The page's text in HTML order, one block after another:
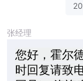
张经理
您好，霍尔
时回复请致